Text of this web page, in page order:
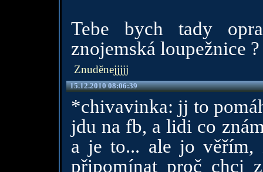
Tebe bych tady
znojemská loupežnice
Znuděnejjjjj
15.12.2010 08:06:39
*chivavinka: jj to
jdu na fb, a lidi co
a je to... ale jo věřím,
připomínat proč chci